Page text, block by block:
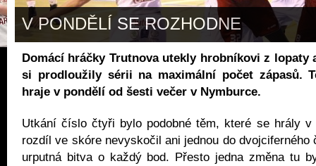
V PONDĚLÍ SE ROZHODNE
Domácí hráčky Trutnova utekly hrobníkovi z lopaty
si prodloužily sérii na maximální počet zápasů.
hraje v pondělí od šesti večer v Nymburce.
Utkání číslo čtyři bylo podobné těm, které se hrály v
rozdíl ve skóre nevyskočil ani jednou do dvojciferného
urputná bitva o každý bod. Přesto jedna změna tu